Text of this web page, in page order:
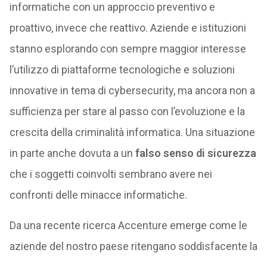
informatiche con un approccio preventivo e
proattivo, invece che reattivo. Aziende e istituzioni
stanno esplorando con sempre maggior interesse
l’utilizzo di piattaforme tecnologiche e soluzioni
innovative in tema di cybersecurity, ma ancora non a
sufficienza per stare al passo con l’evoluzione e la
crescita della criminalità informatica. Una situazione
in parte anche dovuta a un falso senso di sicurezza
che i soggetti coinvolti sembrano avere nei
confronti delle minacce informatiche.
Da una recente ricerca Accenture emerge come le
aziende del nostro paese ritengano soddisfacente la